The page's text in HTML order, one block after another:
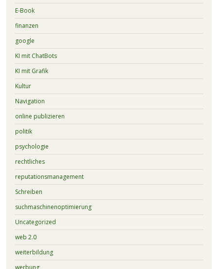
E-Book
finanzen
google
KI mit ChatBots
KI mit Grafik
Kultur
Navigation
online publizieren
politik
psychologie
rechtliches
reputationsmanagement
Schreiben
suchmaschinenoptimierung
Uncategorized
web 2.0
weiterbildung
werbung